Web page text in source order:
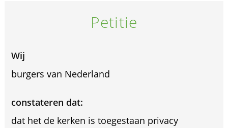
Petitie
Wij
burgers van Nederland
constateren dat:
dat het de kerken is toegestaan privacy